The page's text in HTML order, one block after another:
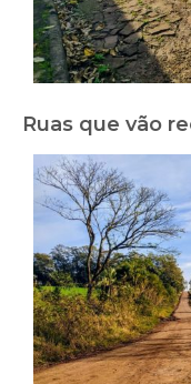
Ruas que vão